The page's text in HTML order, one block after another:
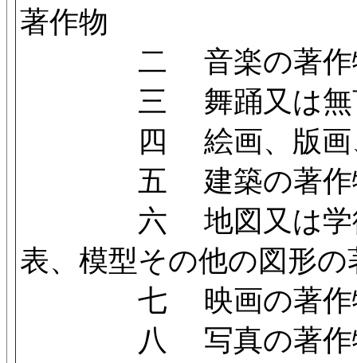
著作物
二 音楽の著作
三 舞踊又は無言
四 絵画、版画、彫
五 建築の著作
六 地図又は学術的
表、模型その他の図形の
七 映画の著作
八 写真の著作